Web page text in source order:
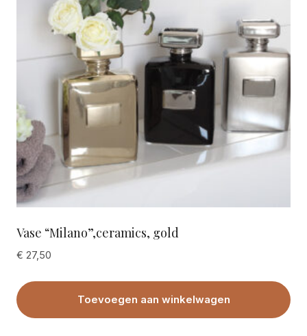
Vase “Milano”,ceramics, gold
€ 27,50
Toevoegen aan winkelwagen